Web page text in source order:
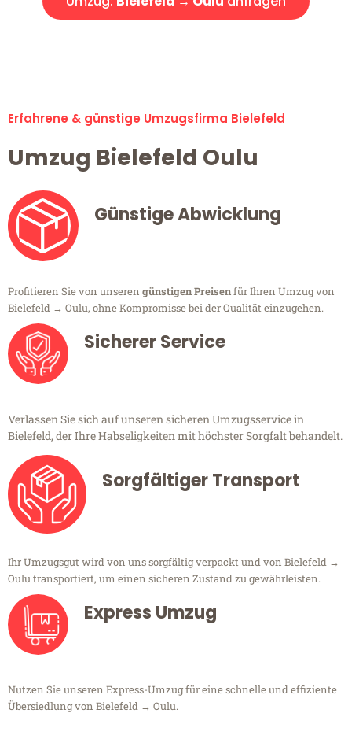
Erfahrene & günstige Umzugsfirma Bielefeld
Umzug Bielefeld Oulu
Günstige Abwicklung
Profitieren Sie von unseren günstigen Preisenfür Ihren Umzug von
Bielefeld → Oulu, ohne Kompromisse bei der Qualität einzugehen.
Sicherer Service
Verlassen Sie sich auf unseren sicheren Umzugsservice in
Bielefeld, der Ihre Habseligkeiten mit höchster Sorgfalt behandelt.
Sorgfältiger Transport
Ihr Umzugsgut wird von uns sorgfältig verpackt und von Bielefeld →
Oulu transportiert, um einen sicheren Zustand zu gewährleisten.
Express Umzug
Nutzen Sie unseren Express-Umzug für eine schnelle und effiziente
Übersiedlung von Bielefeld → Oulu.